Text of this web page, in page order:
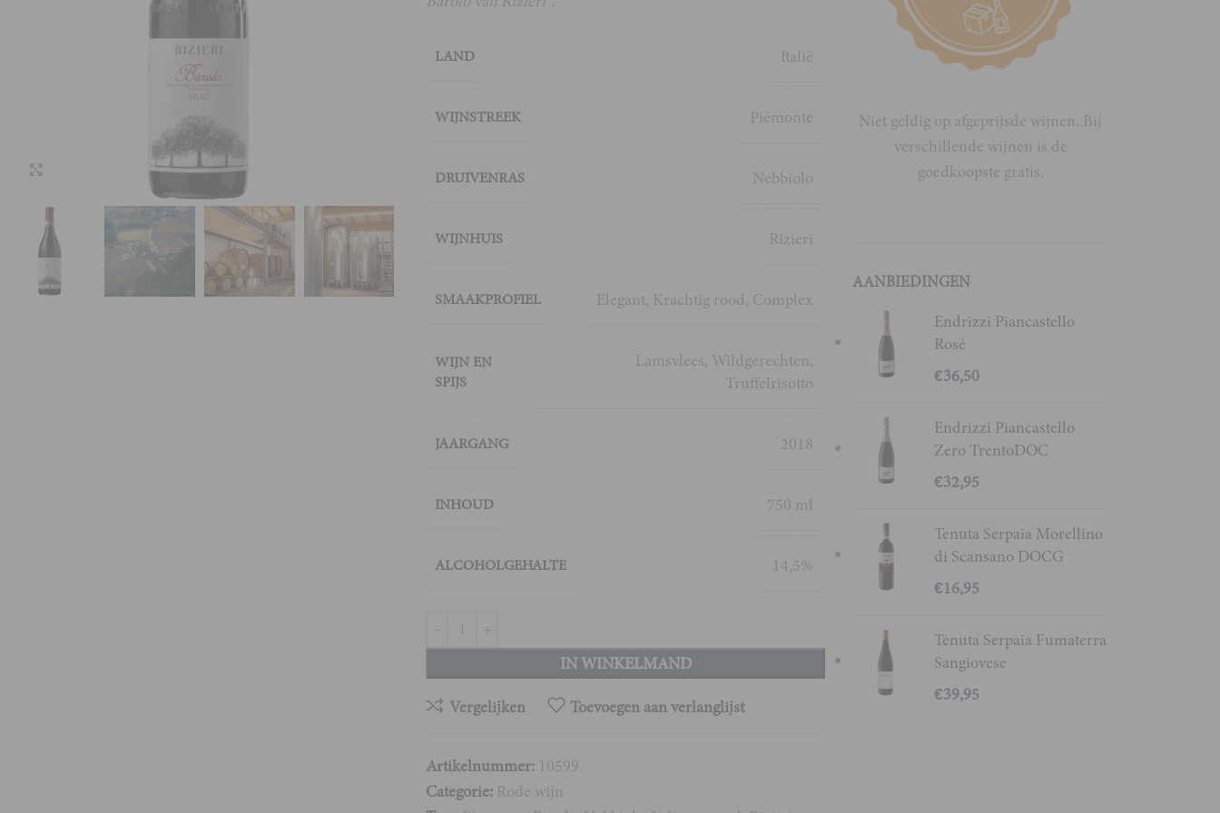
LAND Italië
WIJNSTREEK Piëmonte
DRUIVENRAS Nebbiolo
WIJNHUIS Rizieri
SMAAKPROFIEL Elegant, Krachtig rood, Complex
WIJN EN
SPIJS
Lamsvlees, Wildgerechten,
Truffelrisotto
JAARGANG 2018
INHOUD 750 ml
ALCOHOLGEHALTE 14,5%
IN WINKELMAND
Vergelijken
Toevoegen aan verlanglijst
Artikelnummer: 10599
Categorie: Rode wijn
Niet geldig op afgeprijsde wijnen. Bij
verschillende wijnen is de
goedkoopste gratis.
AANBIEDINGEN
Endrizzi Piancastello
Rosé
€36,50
Endrizzi Piancastello
Zero TrentoDOC
€32,95
Tenuta Serpaia Morellino
di Scansano DOCG
€16,95
Tenuta Serpaia Fumaterra
Sangiovese
€39,95